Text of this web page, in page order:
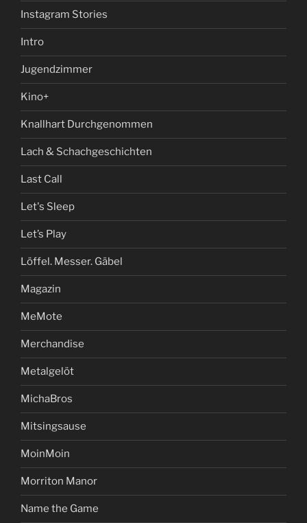
Instagram Stories
Intro
Jugendzimmer
Kino+
Knallhart Durchgenommen
Lach & Schachgeschichten
Last Call
Let's Sleep
Let’s Play
Löffel. Messer. Gäbel
Magazin
MeMote
Merchandise
Metalgelöt
MichaBros
Mitsingsause
MoinMoin
Morriton Manor
Name the Game